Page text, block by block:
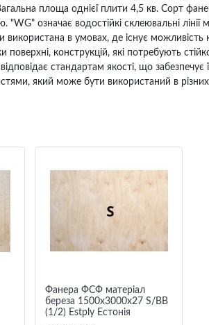
площа однієї плити 4,5 кв. Сорт
означає водостійкі склеювальні
в умовах, де існує можливість
конструкцій, які потребують
стандартам якості, що забезпечує її
який може бути використаний в різних
Фанера ФСФ матеріал
береза 1500х3000х27 S/BB
(1/2) Estply Естонія